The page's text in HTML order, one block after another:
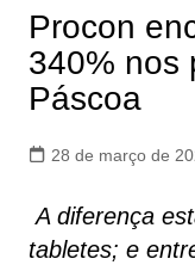
Procon
340% nos
Páscoa
28 de março de
A diferença
tabletes; e